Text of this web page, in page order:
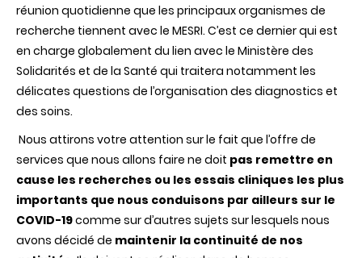
réunion quotidienne que les principaux organismes de
recherche tiennent avec le MESRI. C’est ce dernier qui est
en charge globalement du lien avec le Ministère des
Solidarités et de la Santé qui traitera notamment les
délicates questions de l’organisation des diagnostics et
des soins.
Nous attirons votre attention sur le fait que l’offre de
services que nous allons faire ne doit pas remettre en
cause les recherches ou les essais cliniques les plus
importants que nous conduisons par ailleurs sur le
COVID-19comme sur d’autres sujets sur lesquels nous
avons décidé de maintenir la continuité de nos